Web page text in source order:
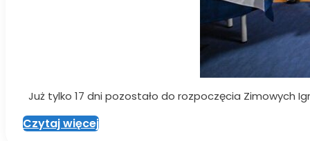
Już tylko 17 dni pozostało do rozpoczęcia Zimowych
Czytaj więcej